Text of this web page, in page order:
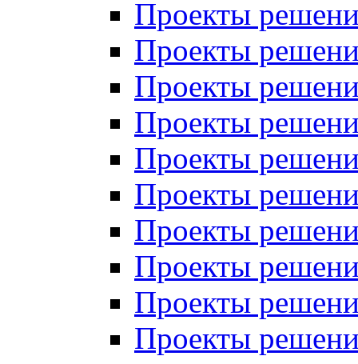
Проекты
Проекты
Проекты
Проекты
Проекты
Проекты
Проекты
Проекты
Проекты
Проекты